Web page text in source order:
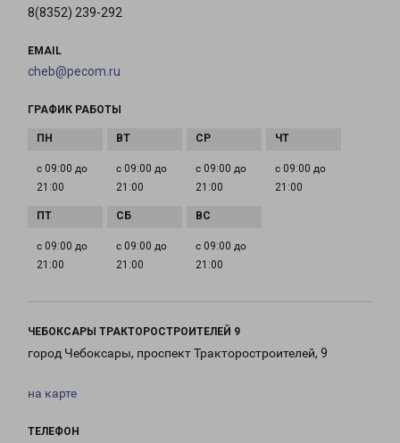
8(8352) 239-292
EMAIL
cheb@pecom.ru
ГРАФИК РАБОТЫ
с 09:00 до
21:00
с 09:00 до
21:00
с 09:00 до
21:00
с 09:00 до
21:00
с 09:00 до
21:00
с 09:00 до
21:00
с 09:00 до
21:00
ЧЕБОКСАРЫ ТРАКТОРОСТРОИТЕЛЕЙ 9
город Чебоксары, проспект Тракторостроителей, 9
на карте
ТЕЛЕФОН